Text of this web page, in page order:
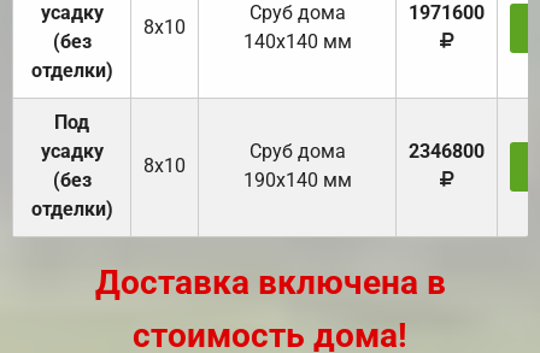
усадку
(без
отделки)
8х10
Cруб дома
140х140 мм
1971600
Под
усадку
(без
отделки)
8х10
Cруб дома
190х140 мм
2346800
Доставка включена в
стоимость дома!